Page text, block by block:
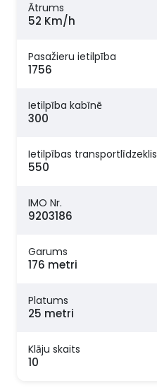
Ātrums
52 Km/h
Pasažieru ietilpība
1756
Ietilpība kabīnē
300
Ietilpības transportlīdzeklis
550
IMO Nr.
9203186
Garums
176 metri
Platums
25 metri
Klāju skaits
10